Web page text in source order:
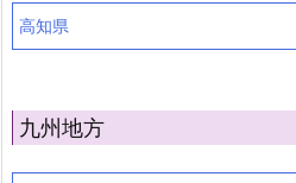
高知県
九州地方